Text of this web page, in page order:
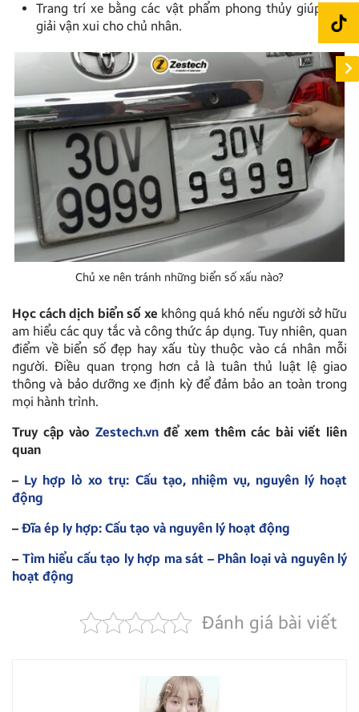
Trang trí xe bằng các vật phẩm phong thủy giúp hóa
giải vận xui cho chủ nhân.
Chủ xe nên tránh những biển số xấu nào?
Học cách dịch biển số xe không quá khó nếu người sở hữu
am hiểu các quy tắc và công thức áp dụng. Tuy nhiên, quan
điểm về biển số đẹp hay xấu tùy thuộc vào cá nhân mỗi
người. Điều quan trọng hơn cả là tuân thủ luật lệ giao
thông và bảo dưỡng xe định kỳ để đảm bảo an toàn trong
mọi hành trình.
Truy cập vào Zestech.vnđể xem thêm các bài viết liên
quan
– Ly hợp lò xo trụ: Cấu tạo, nhiệm vụ, nguyên lý hoạt
động
– Đĩa ép ly hợp: Cấu tạo và nguyên lý hoạt động
– Tìm hiểu cấu tạo ly hợp ma sát – Phân loại và nguyên lý
hoạt động
Đánh giá bài viết